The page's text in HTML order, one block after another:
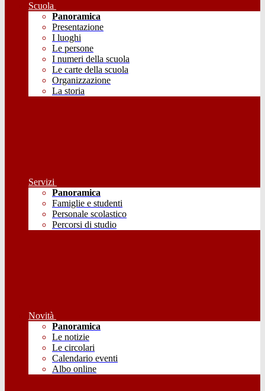
Scuola
Panoramica
Presentazione
I luoghi
Le persone
I numeri della scuola
Le carte della scuola
Organizzazione
La storia
Servizi
Panoramica
Famiglie e studenti
Personale scolastico
Percorsi di studio
Novità
Panoramica
Le notizie
Le circolari
Calendario eventi
Albo online